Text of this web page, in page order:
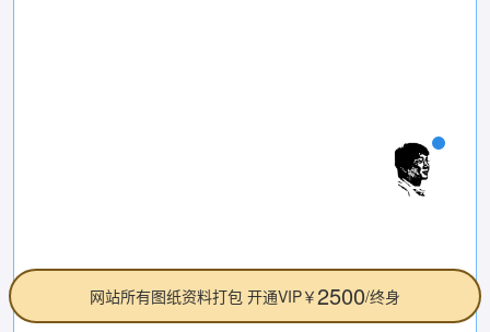
网站所有图纸资料打包 开通VIP￥2500/终身